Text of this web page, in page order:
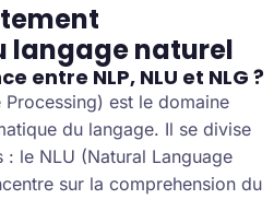
langage naturel
entre NLP, NLU et NLG ?
est le domaine
du langage. Il se divise
le NLU (Natural Language
sur la comprehension du